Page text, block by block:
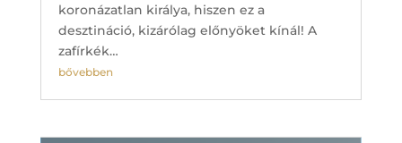
koronázatlan királya, hiszen ez a
desztináció, kizárólag előnyöket kínál! A
zafírkék…
bővebben